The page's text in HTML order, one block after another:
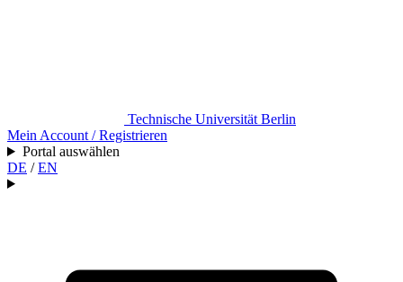
Technische Universität Berlin
Mein Account / Registrieren
Portal auswählen
DE /EN